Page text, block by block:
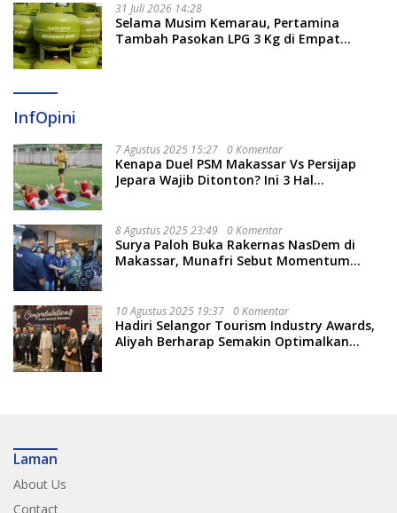
31 Juli 2026 14:28
Selama Musim Kemarau, Pertamina
Tambah Pasokan LPG 3 Kg di Empat
InfOpini
7 Agustus 2025 15:27 0 Komentar
Kenapa Duel PSM Makassar Vs Persijap
Jepara Wajib Ditonton? Ini 3 Hal
8 Agustus 2025 23:49 0 Komentar
Surya Paloh Buka Rakernas NasDem di
Makassar, Munafri Sebut Momentum
10 Agustus 2025 19:37 0 Komentar
Hadiri Selangor Tourism Industry Awards,
Aliyah Berharap Semakin Optimalkan
Laman
About Us
Contact